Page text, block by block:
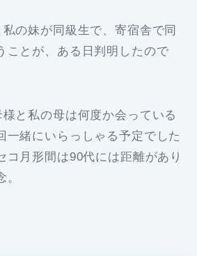
の妹が同級生で、寄宿舎で同
ことが、ある日判明したので
と私の母は何度か会っている
一緒にいらっしゃる予定でした
コ月形間は90代には距離があり